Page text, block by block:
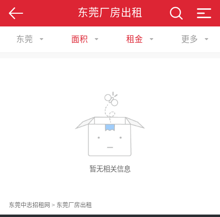
东莞厂房出租
东莞 面积 租金 更多
暂无相关信息
东莞中志招租网 > 东莞厂房出租